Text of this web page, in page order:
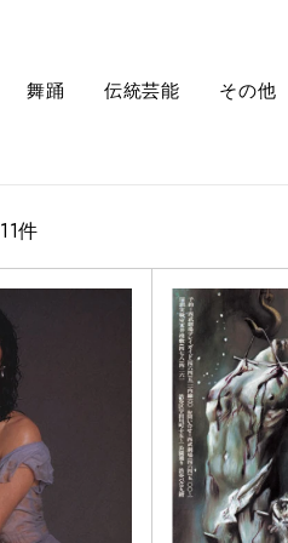
舞踊 伝統芸能 その他
11件